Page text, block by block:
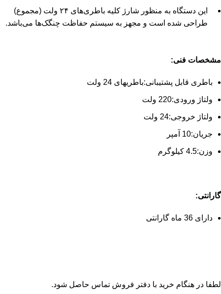
این دستگاه به منظور شارژ کلیه باطری‌های ۲۴ ولت (مجموع)
طراحی شده است و مجهز به سیستم حفاظت چنگک‌ها می‌باشد.
مشخصات فنی:
باطری قابل پشتیبانی:باطریهای 24 ولت
ولتاژ ورودی:220 ولت
ولتاژ خروجی:24 ولت
جریان:10 آمپر
وزن:4.5 کیلوگرم
گارانتی:
دارای 36 ماه گارانتی
لطفا در هنگام خرید با دفتر فروش تماس حاصل شود.